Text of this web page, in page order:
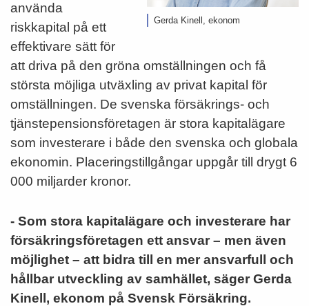
Gerda Kinell, ekonom
använda
riskkapital på ett
effektivare sätt för
att driva på den gröna omställningen och få
största möjliga utväxling av privat kapital för
omställningen. De svenska försäkrings- och
tjänstepensionsföretagen är stora kapitalägare
som investerare i både den svenska och globala
ekonomin. Placeringstillgångar uppgår till drygt 6
000 miljarder kronor.
- Som stora kapitalägare och investerare har
försäkringsföretagen ett ansvar – men även
möjlighet – att bidra till en mer ansvarfull och
hållbar utveckling av samhället, säger Gerda
Kinell, ekonom på Svensk Försäkring.